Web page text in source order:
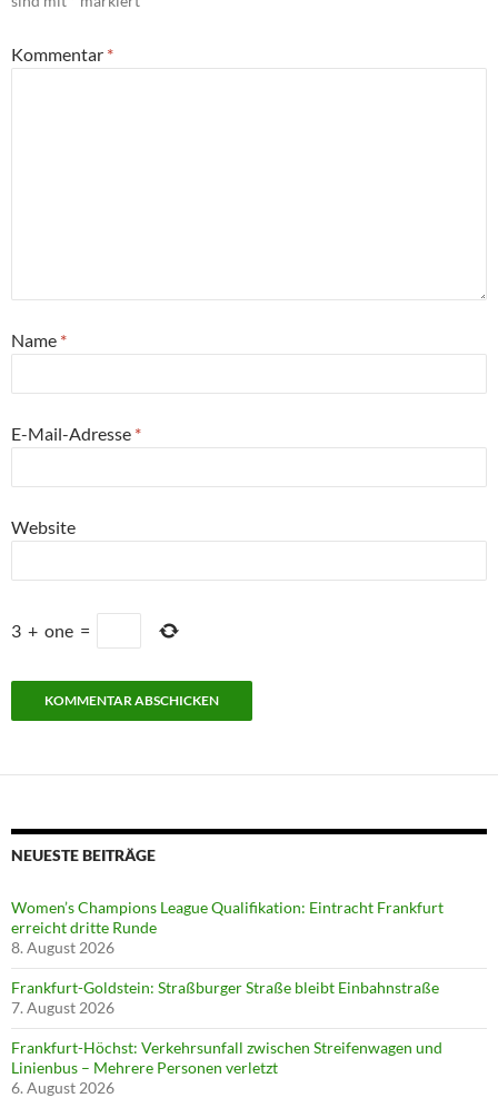
Kommentar *
Name *
E-Mail-Adresse *
Website
3 + one =
NEUESTE BEITRÄGE
Women’s Champions League Qualifikation: Eintracht Frankfurt
erreicht dritte Runde
8. August 2026
Frankfurt-Goldstein: Straßburger Straße bleibt Einbahnstraße
7. August 2026
Frankfurt-Höchst: Verkehrsunfall zwischen Streifenwagen und
Linienbus – Mehrere Personen verletzt
6. August 2026